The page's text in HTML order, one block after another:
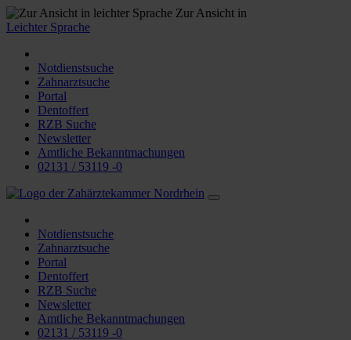
Zur Ansicht in
Leichter Sprache
Notdienstsuche
Zahnarztsuche
Portal
Dentoffert
RZB Suche
Newsletter
Amtliche Bekanntmachungen
02131 / 53119 -0
Notdienstsuche
Zahnarztsuche
Portal
Dentoffert
RZB Suche
Newsletter
Amtliche Bekanntmachungen
02131 / 53119 -0